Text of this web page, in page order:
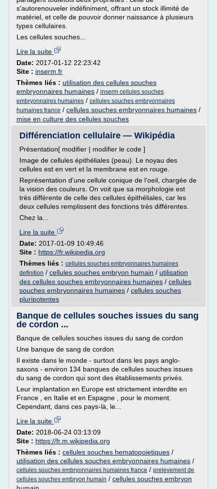
s'autorenouveler indéfiniment, offrant un stock illimité de
matériel, et celle de pouvoir donner naissance à plusieurs
types cellulaires.
Les cellules souches...
Lire la suite
Date: 2017-01-12 22:23:42
Site : inserm.fr
Thèmes liés : utilisation des cellules souches
embryonnaires humaines / inserm cellules souches
embryonnaires humaines / cellules souches embryonnaires
humaines france / cellules souches embryonnaires humaines /
mise en culture des cellules souches
Différenciation cellulaire — Wikipédia
Présentation[ modifier | modifier le code ]
Image de cellules épithéliales (peau). Le noyau des
cellules est en vert et la membrane est en rouge.
Représentation d'une cellule conique de l'oeil, chargée de
la vision des couleurs. On voit que sa morphologie est
très différente de celle des cellules épithéliales, car les
deux cellules remplissent des fonctions très différentes.
Chez la...
Lire la suite
Date: 2017-01-09 10:49:46
Site : https://fr.wikipedia.org
Thèmes liés : cellules souches embryonnaires humaines
definition / cellules souches embryon humain / utilisation
des cellules souches embryonnaires humaines / cellules
souches embryonnaires humaines / cellules souches
pluripotentes
Banque de cellules souches issues du sang
de cordon ...
Banque de cellules souches issues du sang de cordon
Une banque de sang de cordon
Il existe dans le monde - surtout dans les pays anglo-
saxons - environ 134 banques de cellules souches issues
du sang de cordon qui sont des établissements privés.
Leur implantation en Europe est strictement interdite en
France , en Italie et en Espagne , pour le moment.
Cependant, dans ces pays-là, le...
Lire la suite
Date: 2018-06-24 03:13:09
Site : https://fr.m.wikipedia.org
Thèmes liés : cellules souches hematopoietiques /
utilisation des cellules souches embryonnaires humaines /
cellules souches embryonnaires humaines france / prelevement de
cellules souches embryon humain / cellules souches embryon